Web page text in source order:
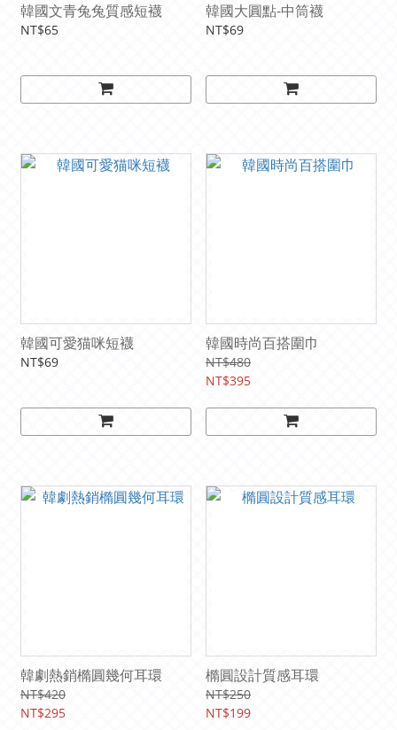
韓國文青兔兔質感短襪
NT$65
韓國大圓點-中筒襪
NT$69
韓國可愛猫咪短襪
NT$69
韓國時尚百搭圍巾
NT$480
NT$395
韓劇熱銷橢圓幾何耳環
NT$420
NT$295
橢圓設計質感耳環
NT$250
NT$199